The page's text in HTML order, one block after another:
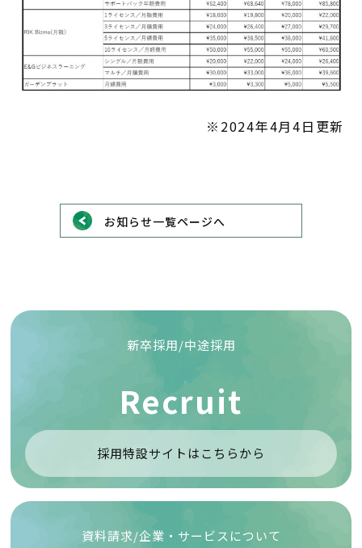
※2024年4月4日更新
お知らせ一覧ページへ
新卒採用/中途採用
Recruit
採用特設サイトはこちらから
資料請求/企業・サービスについて